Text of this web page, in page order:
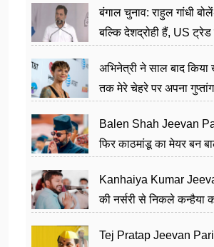
बंगाल चुनाव: राहुल गांधी
बल्कि देशद्रोही हैं, US ट्रेड
अभिनेत्री ने साल बाद
तक मेरे चेहरे पर अपना
Balen Shah Jeevan
फिर काठमांडू का मेयर बन
Kanhaiya Kumar
की नर्सरी से निकले कन्हैया
Tej Pratap Jeevan